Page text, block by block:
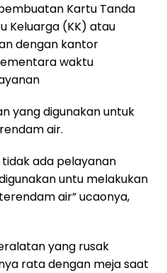
Kartu Tanda
Keluarga (KK) atau
dengan kantor
waktu
yang digunakan untuk
air.
ada pelayanan
untu melakukan
air” ucaonya,
yang rusak
rata dengan meja saat